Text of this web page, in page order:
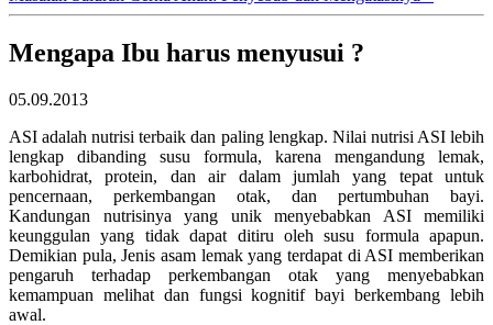
Mengapa Ibu harus menyusui ?
05.09.2013
ASI adalah nutrisi terbaik dan paling lengkap. Nilai nutrisi ASI lebih
lengkap dibanding susu formula, karena mengandung lemak,
karbohidrat, protein, dan air dalam jumlah yang tepat untuk
pencernaan, perkembangan otak, dan pertumbuhan bayi.
Kandungan nutrisinya yang unik menyebabkan ASI memiliki
keunggulan yang tidak dapat ditiru oleh susu formula apapun.
Demikian pula, Jenis asam lemak yang terdapat di ASI memberikan
pengaruh terhadap perkembangan otak yang menyebabkan
kemampuan melihat dan fungsi kognitif bayi berkembang lebih
awal.